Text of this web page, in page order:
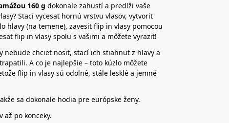
160 g dokonale zahustí a predlži vaše
Stací vycesat hornú vrstvu vlasov, vytvorit
hlavy (na temene), zavesit flip in vlasy pomocou
flip in vlasy spolu s vašimi a môžete vyrazit!
nebude chciet nosit, stací ich stiahnut z hlavy a
A co je najlepšie – toto kúzlo môžete
flip in vlasy sú odolné, stále lesklé a jemné
sa dokonale hodia pre európske ženy.
až po konceky.